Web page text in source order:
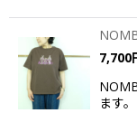
7,700
ます